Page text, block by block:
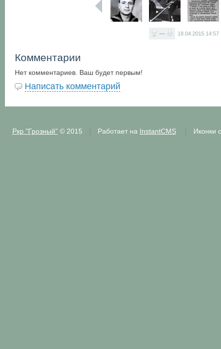
— 18.04.2015 14:57
Комментарии
Нет комментариев. Ваш будет первым!
Написать комментарий
Ркр "Грозный"© 2015 Работает на InstantCMS Иконки